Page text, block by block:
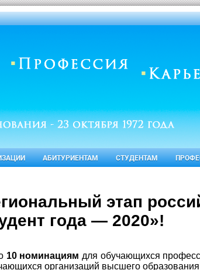
АБИТУРИЕНТАМ СТУДЕНТАМ
этап
года — 2020»!
10 номинациям для обучающихся
организаций высшего